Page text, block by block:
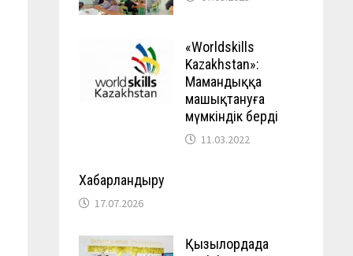
«Worldskills
Kazakhstan»:
Мамандыққа
машықтануға
мүмкіндік берді
11.03.2022
Хабарландыру
17.07.2026
Қызылордада